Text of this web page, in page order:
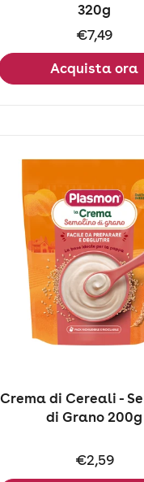
320g
Prezzo:
€7,49
Acquista ora
Crema di Cereali -
di Grano 200g
Prezzo:
€2,59